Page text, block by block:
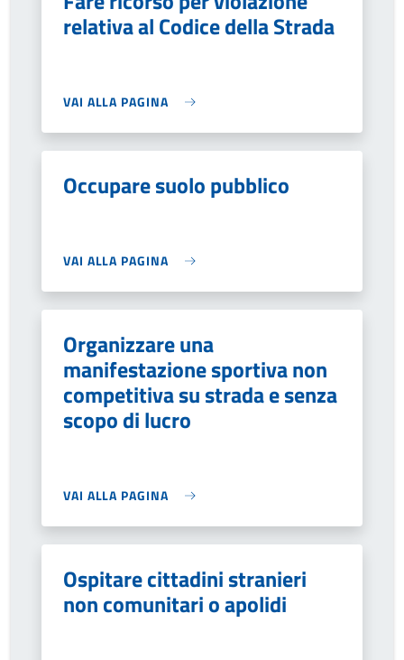
relativa al Codice della Strada
VAI ALLA PAGINA
Occupare suolo pubblico
VAI ALLA PAGINA
Organizzare una
manifestazione sportiva non
competitiva su strada e senza
scopo di lucro
VAI ALLA PAGINA
Ospitare cittadini stranieri
non comunitari o apolidi